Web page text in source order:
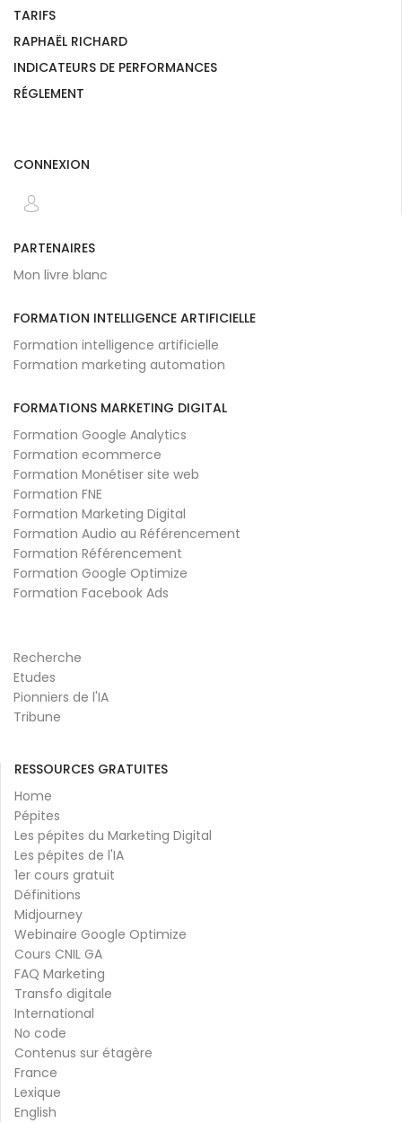
TARIFS
RAPHAËL RICHARD
INDICATEURS DE PERFORMANCES
RÉGLEMENT
CONNEXION
PARTENAIRES
Mon livre blanc
FORMATION INTELLIGENCE ARTIFICIELLE
Formation intelligence artificielle
Formation marketing automation
FORMATIONS MARKETING DIGITAL
Formation Google Analytics
Formation ecommerce
Formation Monétiser site web
Formation FNE
Formation Marketing Digital
Formation Audio au Référencement
Formation Référencement
Formation Google Optimize
Formation Facebook Ads
Recherche
Etudes
Pionniers de l'IA
Tribune
RESSOURCES GRATUITES
Home
Pépites
Les pépites du Marketing Digital
Les pépites de l'IA
1er cours gratuit
Définitions
Midjourney
Webinaire Google Optimize
Cours CNIL GA
FAQ Marketing
Transfo digitale
International
No code
Contenus sur étagère
France
Lexique
English